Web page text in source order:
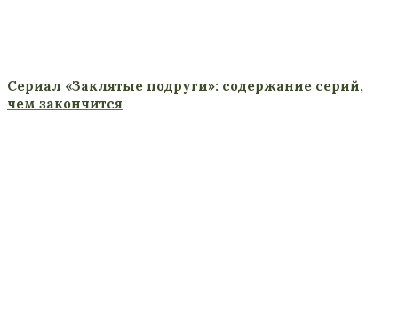
Сериал «Заклятые подруги»: содержание серий,
чем закончится